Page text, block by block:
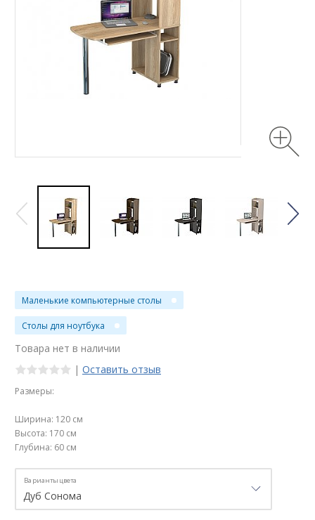
Маленькие компьютерные столы
Столы для ноутбука
Товара нет в наличии
| Оставить отзыв
Размеры:
Ширина: 120 см
Высота: 170 см
Глубина: 60 см
Варианты цвета